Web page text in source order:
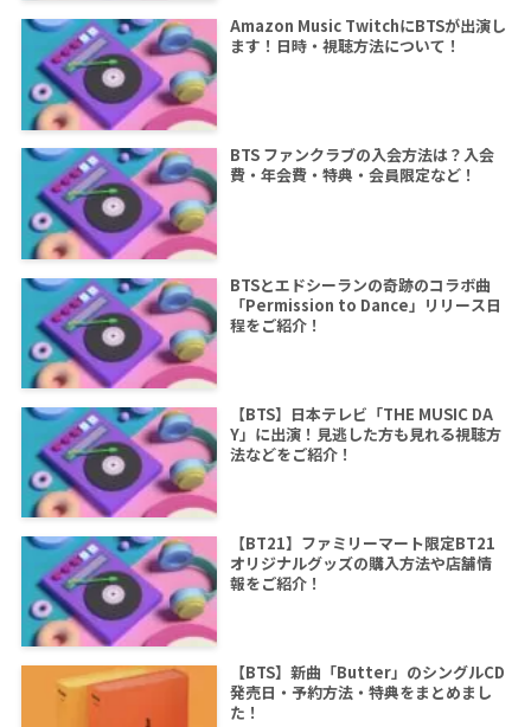
Amazon Music TwitchにBTSが出演し
ます！日時・視聴方法について！
BTS ファンクラブの入会方法は？入会
費・年会費・特典・会員限定など！
BTSとエドシーランの奇跡のコラボ曲
「Permission to Dance」リリース日
程をご紹介！
【BTS】日本テレビ「THE MUSIC DA
Y」に出演！見逃した方も見れる視聴方
法などをご紹介！
【BT21】ファミリーマート限定BT21
オリジナルグッズの購入方法や店舗情
報をご紹介！
【BTS】新曲「Butter」のシングルCD
発売日・予約方法・特典をまとめまし
た！